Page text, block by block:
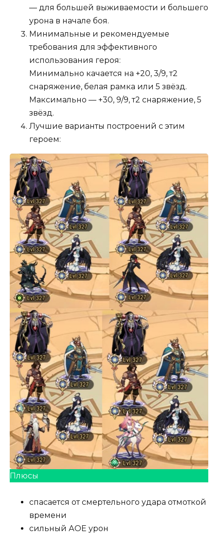
— для большей выживаемости и большего
урона в начале боя.
Минимальные и рекомендуемые
требования для эффективного
использования героя:
Минимально качается на +20, 3/9, т2
снаряжение, белая рамка или 5 звёзд.
Максимально — +30, 9/9, т2 снаряжение, 5
звёзд.
Лучшие варианты построений с этим
героем:
Плюсы
спасается от смертельного удара отмоткой
времени
сильный АОЕ урон